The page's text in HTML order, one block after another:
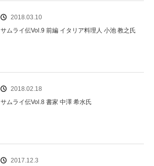
2018.03.10
サムライ伝Vol.9 前編 イタリア料理人 小池 教之氏
2018.02.18
サムライ伝Vol.8 書家 中澤 希水氏
2017.12.3